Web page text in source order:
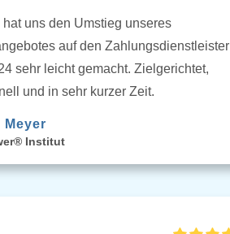
uns den Umstieg unseres
auf den Zahlungsdienstleister
sehr leicht gemacht. Zielgerichtet,
und in sehr kurzer Zeit.
Meyer
Institut